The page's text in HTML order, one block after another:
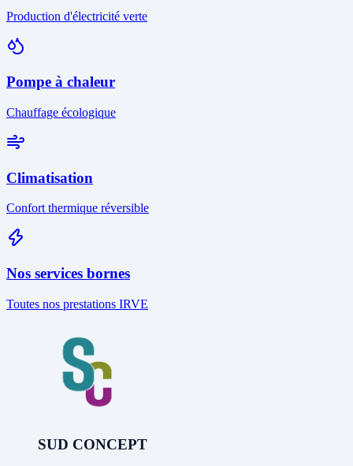
Production d'électricité verte
Pompe à chaleur
Chauffage écologique
Climatisation
Confort thermique réversible
Nos services bornes
Toutes nos prestations IRVE
SUD CONCEPT